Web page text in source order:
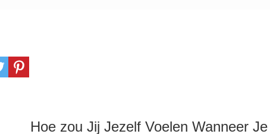
Hoe zou Jij Jezelf Voelen Wanneer Je